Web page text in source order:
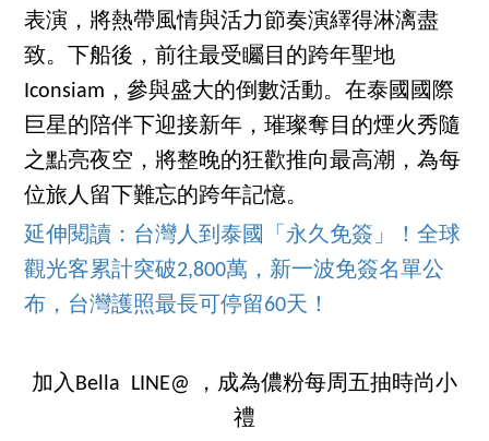
表演，將熱帶風情與活力節奏演繹得淋漓盡
致。下船後，前往最受矚目的跨年聖地
Iconsiam，參與盛大的倒數活動。在泰國國際
巨星的陪伴下迎接新年，璀璨奪目的煙火秀隨
之點亮夜空，將整晚的狂歡推向最高潮，為每
位旅人留下難忘的跨年記憶。
延伸閱讀：台灣人到泰國「永久免簽」！全球
觀光客累計突破2,800萬，新一波免簽名單公
布，台灣護照最長可停留60天！
加入Bella LINE@ ，成為儂粉每周五抽時尚小
禮